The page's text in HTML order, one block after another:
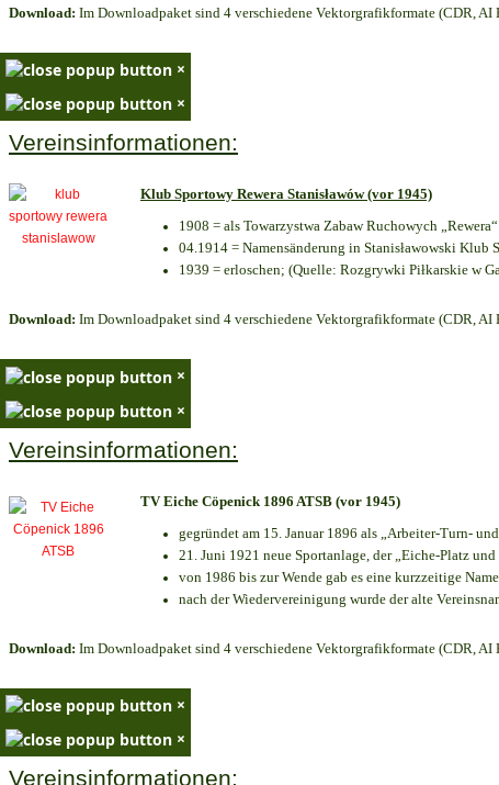
Download: Im Downloadpaket sind 4 verschiedene Vektorgrafikformate (CDR, AI
×
×
Vereinsinformationen:
Klub Sportowy Rewera Stanisławów (vor 1945)
1908 = als Towarzystwa Zabaw Ruchowych
04.1914 = Namensänderung in Stanisławowski Klub
1939 = erloschen; (Quelle: Rozgrywki Piłkarskie w
Download: Im Downloadpaket sind 4 verschiedene Vektorgrafikformate (CDR, AI
×
×
Vereinsinformationen:
TV Eiche Cöpenick 1896 ATSB (vor 1945)
gegründet am 15. Januar 1896 als „Arbeiter-Turn-
21. Juni 1921 neue Sportanlage, der „Eiche-Platz
von 1986 bis zur Wende gab es eine kurzzeitige
nach der Wiedervereinigung wurde der alte
Download: Im Downloadpaket sind 4 verschiedene Vektorgrafikformate (CDR, AI
×
×
Vereinsinformationen: